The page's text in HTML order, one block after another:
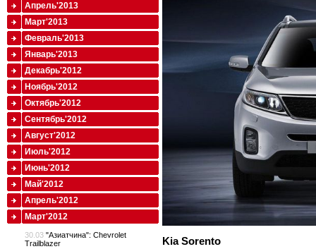
KiaSorento
Апрель'2013
Март'2013
Февраль'2013
Январь'2013
Декабрь'2012
Ноябрь'2012
Октябрь'2012
Сентябрь'2012
Август'2012
Июль'2012
Июнь'2012
Май'2012
Апрель'2012
Март'2012
30.03 "Азиатчина": Chevrolet
Trailblazer